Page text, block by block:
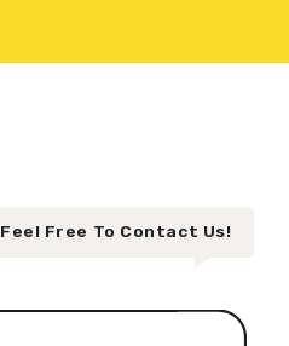
Feel Free To Contact Us!